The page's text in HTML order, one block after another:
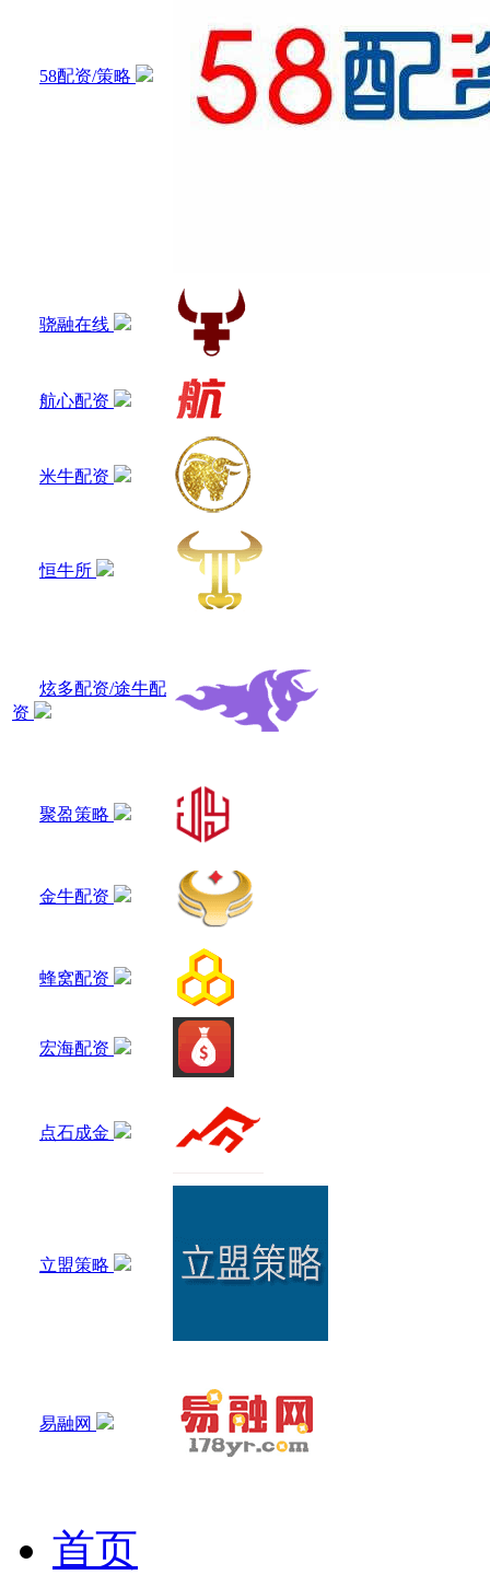
58配资/策略
骁融在线
航心配资
米牛配资
恒牛所
炫多配资/途牛配
资
聚盈策略
金牛配资
蜂窝配资
宏海配资
点石成金
立盟策略
易融网
首页